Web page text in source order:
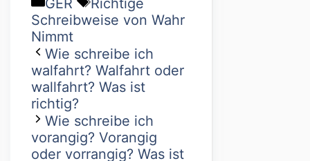
Schreibweise von Wahr
Nimmt
Wie schreibe ich
walfahrt? Walfahrt oder
wallfahrt? Was ist
richtig?
Wie schreibe ich
vorangig? Vorangig
oder vorrangig? Was ist